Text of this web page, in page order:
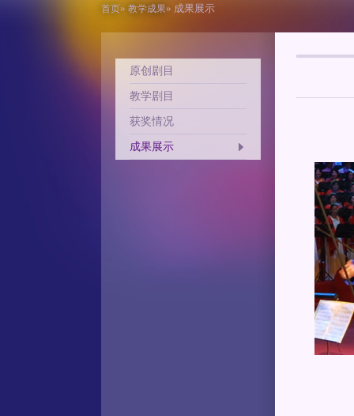
首页» 教学成果» 成果展示
原创剧目
教学剧目
获奖情况
成果展示